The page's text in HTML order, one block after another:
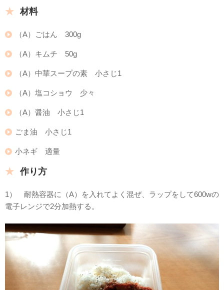
材料
（A）ごはん 300g
（A）キムチ 50g
（A）中華スープの素 小さじ1
（A）塩コショウ 少々
（A）醤油 小さじ1
ごま油 小さじ1
小ネギ 適量
作り方
1） 耐熱容器に（A）を入れてよく混ぜ、ラップをして600wの
電子レンジで2分加熱する。